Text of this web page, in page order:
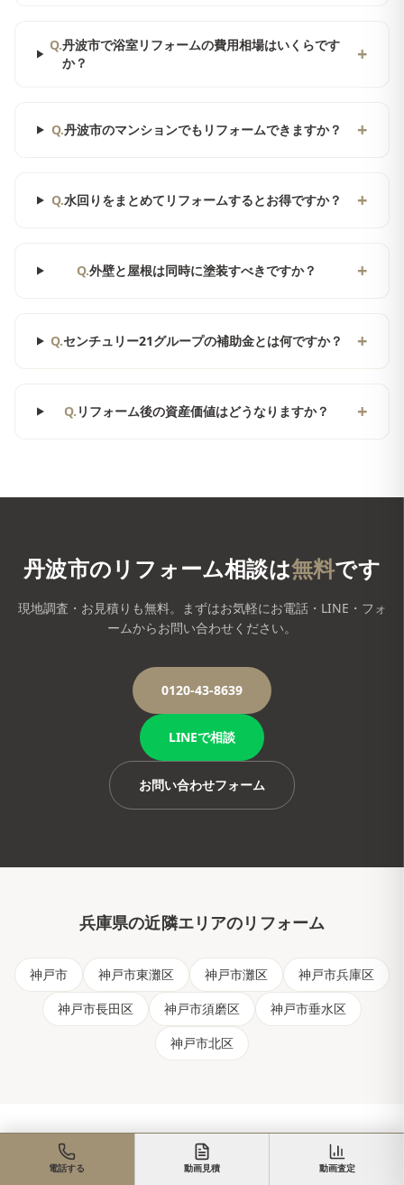
Q.丹波市で浴室リフォームの費用相場はいくらです
か？
+
Q.丹波市のマンションでもリフォームできますか？ +
Q.水回りをまとめてリフォームするとお得ですか？ +
Q.外壁と屋根は同時に塗装すべきですか？ +
Q.センチュリー21グループの補助金とは何ですか？ +
Q. リフォーム後の資産価値はどうなりますか？ +
丹波市のリフォーム相談は無料です
現地調査・お見積りも無料。まずはお気軽にお電話・LINE・フォ
ームからお問い合わせください。
0120-43-8639
LINEで相談
お問い合わせフォーム
兵庫県の近隣エリアのリフォーム
神戸市 神戸市東灘区 神戸市灘区
神戸市兵庫区
神戸市長田区
神戸市須磨区
神戸市垂水区
神戸市北区
リフォーム関連ページ
電話する 動画見積 動画査定